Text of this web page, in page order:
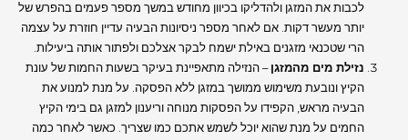
לכבות את המזגן ולהדליקו בכיוון מחודש במשך מספר פעמים בהפרש של
יותר מעשר דקות. אם לאחר מספר ניסיונות הבעיה עדיין חוזרת על עצמה
הרי שטכנאי מזגנים באילת ישמח לבקר אצלכם ולפתור אותה ביעילות.
נזילת מים מהמזגן – הנזילה מתאפיינת בעיקר בשעות החמות של עונת
הקיץ ונובעת משימוש ממושך במזגן ללא הפסקה. על מנת למנוע את
הבעיה מראש, הקפידו על הפסקות מנוחה וריענון למזגן גם בימי הקיץ
החמים על מנת שהוא יוכל לשמש אתכם כמו שצריך. כאשר לאחר כמה